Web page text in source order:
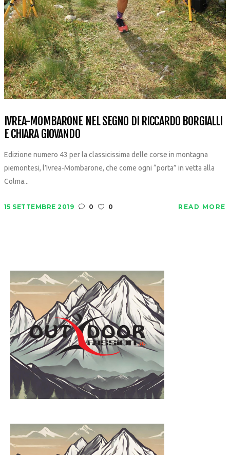
IVREA-MOMBARONE NEL SEGNO DI RICCARDO BORGIALLI
E CHIARA GIOVANDO
Edizione numero 43 per la classicissima delle corse in montagna
piemontesi, l’Ivrea-Mombarone, che come ogni “porta” in vetta alla
Colma...
15 SETTEMBRE 2019 0 0 READ MORE